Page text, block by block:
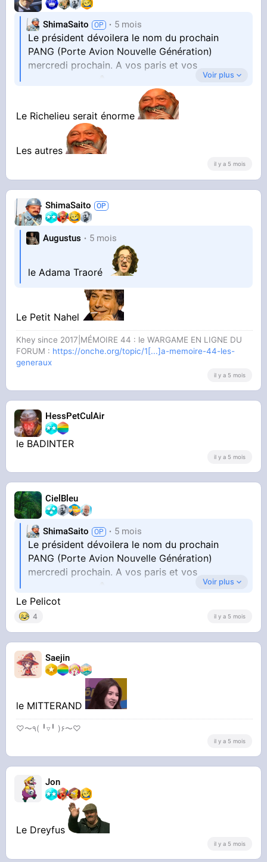
ShimaSaito 5 mois
Le président dévoilera le nom du prochain
PANG (Porte Avion Nouvelle Génération)
mercredi prochain. A vos paris et vos
Voir plus
Le Richelieu serait énorme
Les autres
il y a 5 mois
ShimaSaito
Augustus 5 mois
le Adama Traoré
Le Petit Nahel
Khey since 2017|MÉMOIRE 44 : le WARGAME EN LIGNE DU
FORUM : https://onche.org/topic/1[...]a-memoire-44-les-
generaux
il y a 5 mois
HessPetCulAir
le BADINTER
il y a 5 mois
CielBleu
ShimaSaito 5 mois
Le président dévoilera le nom du prochain
PANG (Porte Avion Nouvelle Génération)
mercredi prochain. A vos paris et vos
suggestions
Voir plus
Le Pelicot
4 il y a 5 mois
Saejin
le MITTERAND
♡〜٩( ╹▿╹ )۶〜♡
il y a 5 mois
Jon
Le Dreyfus
il y a 5 mois